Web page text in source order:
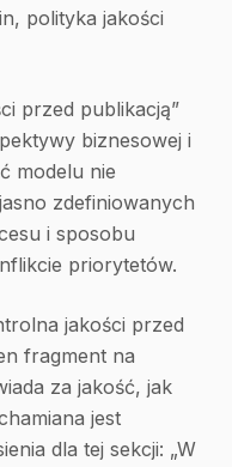
polityka jakości
przed publikacją”
biznesowej i
modelu nie
zdefiniowanych
i sposobu
priorytetów.
jakości przed
fragment na
za jakość, jak
jest
dla tej sekcji: „W